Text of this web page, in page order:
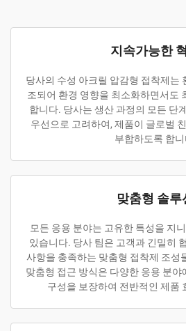
지속가능한
당사의 수성 아크릴 압감형 접착제는
조되어 환경 영향을 최소화하면서도
합니다. 당사는 생산 과정의 모든 단
우선으로 고려하여, 제품이 글로벌
부합하도록 합니
맞춤형 솔루
모든 응용 분야는 고유한 특성을 지
있습니다. 당사 팀은 고객과 긴밀히
사항을 충족하는 맞춤형 접착제 조성
맞춤형 접근 방식은 다양한 응용 분야
구성을 보장하여 전반적인 제품